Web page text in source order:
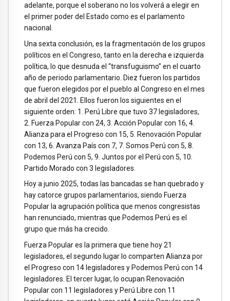
adelante, porque el soberano no los volverá a elegir en
el primer poder del Estado como es el parlamento
nacional.
Una sexta conclusión, es la fragmentación de los grupos
políticos en el Congreso, tanto en la derecha e izquierda
política, lo que desnuda el “transfuguismo” en el cuarto
año de periodo parlamentario. Diez fueron los partidos
que fueron elegidos por el pueblo al Congreso en el mes
de abril del 2021. Ellos fueron los siguientes en el
siguiente orden: 1. Perú Libre que tuvo 37 legisladores,
2. Fuerza Popular con 24, 3. Acción Popular con 16, 4.
Alianza para el Progreso con 15, 5. Renovación Popular
con 13, 6. Avanza País con 7, 7. Somos Perú con 5, 8.
Podemos Perú con 5, 9. Juntos por el Perú con 5, 10.
Partido Morado con 3 legisladores.
Hoy a junio 2025, todas las bancadas se han quebrado y
hay catorce grupos parlamentarios, siendo Fuerza
Popular la agrupación política que menos congresistas
han renunciado, mientras que Podemos Perú es el
grupo que más ha crecido.
Fuerza Popular es la primera que tiene hoy 21
legisladores, el segundo lugar lo comparten Alianza por
el Progreso con 14 legisladores y Podemos Perú con 14
legisladores. El tercer lugar, lo ocupan Renovación
Popular con 11 legisladores y Perú Libre con 11